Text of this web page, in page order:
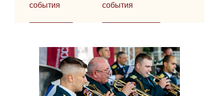
события
события